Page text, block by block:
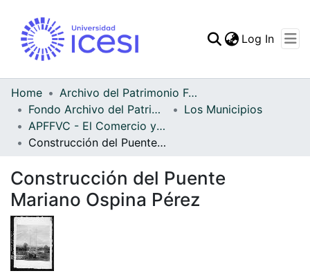
Statistics
Log In
Home
Archivo del Patrimonio Fotográfico y Fílmico del Valle del Cauca
Fondo Archivo del Patrimonio Fotográfico y Fílmico del Valle del Cauca
Los Municipios
APFFVC - El Comercio y las Haciendas - Patrimonial
Construcción del Puente Mariano Ospina Pérez
Construcción del Puente
Mariano Ospina Pérez